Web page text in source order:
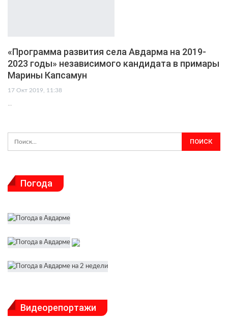
«Программа развития села Авдарма на 2019-
2023 годы» независимого кандидата в примары
Марины Капсамун
17 Окт 2019, 11:38
…
Погода
Видеорепортажи